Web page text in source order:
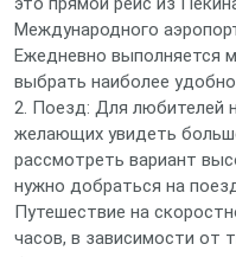
Международного
Ежедневно выполняется
выбрать наиболее
2. Поезд: Для любителей
желающих увидеть
рассмотреть вариант
нужно добраться на
Путешествие на
часов, в зависимости от